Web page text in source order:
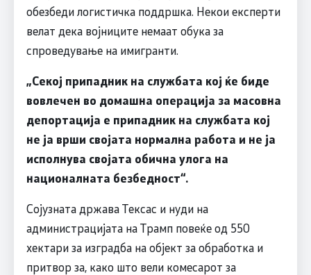
обезбеди логистичка поддршка. Некои експерти
велат дека војниците немаат обука за
спроведување на имигранти.
„Секој припадник на службата кој ќе биде
вовлечен во домашна операција за масовна
депортација е припадник на службата кој
не ја врши својата нормална работа и не ја
исполнува својата обична улога на
националната безбедност“.
Сојузната држава Тексас и нуди на
администрацијата на Трамп повеќе од 550
хектари за изградба на објект за обработка и
притвор за, како што вели комесарот за